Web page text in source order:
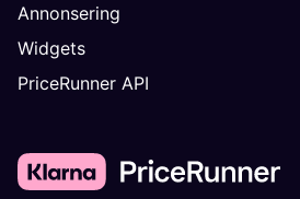
Annonsering
Widgets
PriceRunner API